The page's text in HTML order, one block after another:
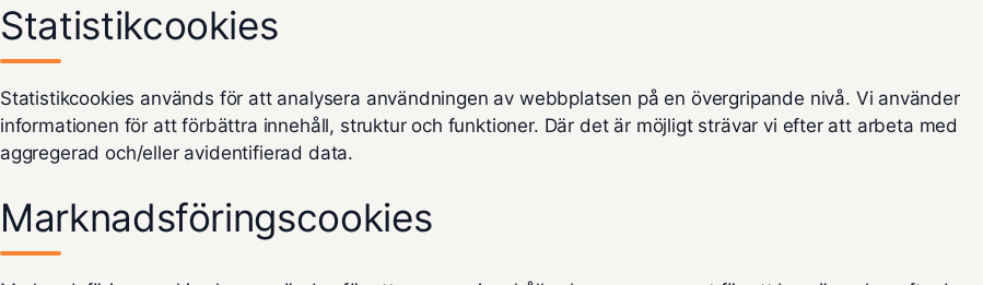
Statistikcookies
Statistikcookies används för att analysera användningen av webbplatsen på en övergripande nivå. Vi använder
informationen för att förbättra innehåll, struktur och funktioner. Där det är möjligt strävar vi efter att arbeta med
aggregerad och/eller avidentifierad data.
Marknadsföringscookies